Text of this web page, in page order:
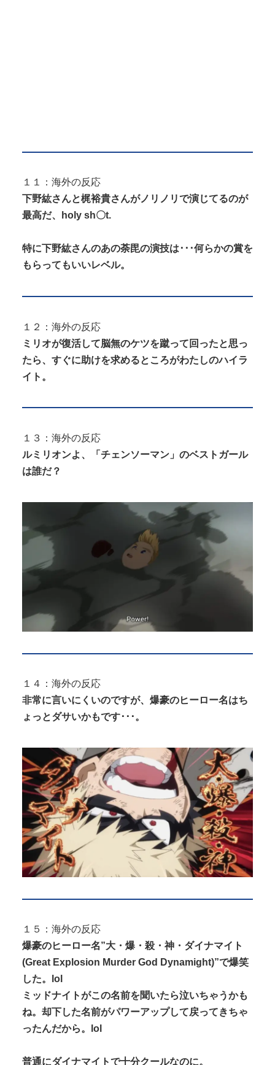
１１：海外の反応
下野紘さんと梶裕貴さんがノリノリで演じてるのが
最高だ、holy sh〇t.
特に下野紘さんのあの荼毘の演技は･･･何らかの賞を
もらってもいいレベル。
１２：海外の反応
ミリオが復活して脳無のケツを蹴って回ったと思っ
たら、すぐに助けを求めるところがわたしのハイラ
イト。
１３：海外の反応
ルミリオンよ、「チェンソーマン」のベストガール
は誰だ？
１４：海外の反応
非常に言いにくいのですが、爆豪のヒーロー名はち
ょっとダサいかもです･･･。
１５：海外の反応
爆豪のヒーロー名”大・爆・殺・神・ダイナマイト
(Great Explosion Murder God Dynamight)”で爆笑
した。lol
ミッドナイトがこの名前を聞いたら泣いちゃうかも
ね。却下した名前がパワーアップして戻ってきちゃ
ったんだから。lol
普通にダイナマイトで十分クールなのに。